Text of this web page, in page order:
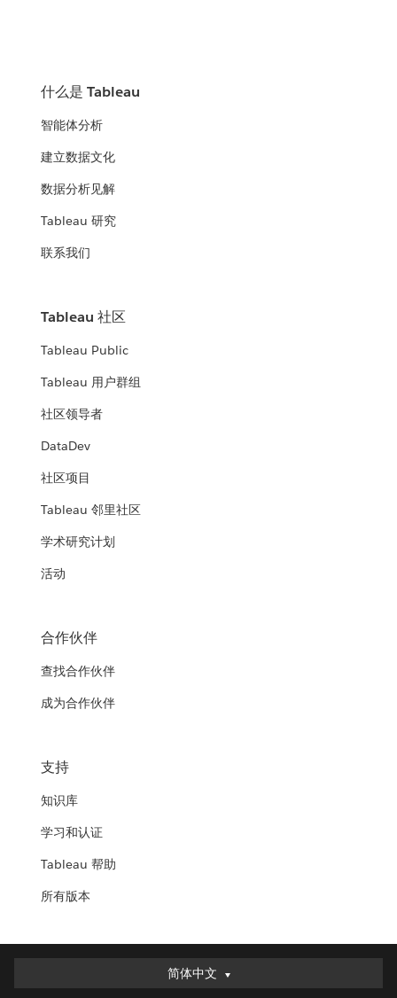
什么是 Tableau
智能体分析
建立数据文化
数据分析见解
Tableau 研究
联系我们
Tableau 社区
Tableau Public
Tableau 用户群组
社区领导者
DataDev
社区项目
Tableau 邻里社区
学术研究计划
活动
合作伙伴
查找合作伙伴
成为合作伙伴
支持
知识库
学习和认证
Tableau 帮助
所有版本
简体中文
简体中文